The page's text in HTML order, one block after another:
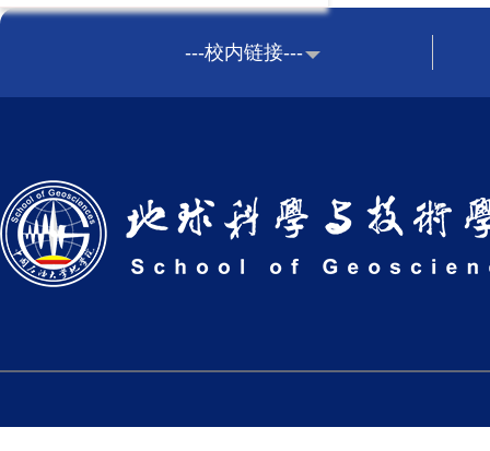
---校内链接---